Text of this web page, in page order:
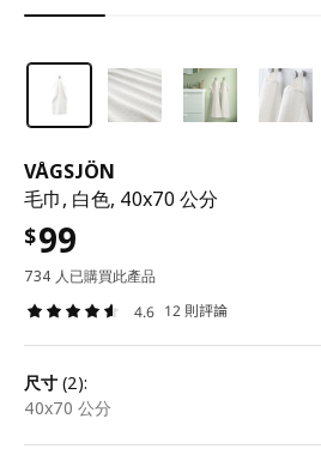
VÅGSJÖN
毛巾, 白色, 40x70 公分
$99
734 人已購買此產品
4.6 12 則評論
尺寸 (2):
40x70 公分